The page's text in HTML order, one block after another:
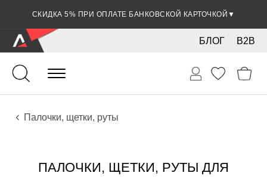
СКИДКА 5% ПРИ ОПЛАТЕ БАНКОВСКОЙ КАРТОЧКОЙ ▼
B2B
БЛОГ
Ударные
Перкуссия
Аксессуары
Палочки, щетки, руты
ПАЛОЧКИ, ЩЕТКИ, РУТЫ ДЛЯ